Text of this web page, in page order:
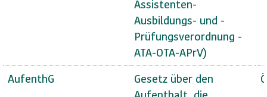
Assistenten-
Ausbildungs- und -
Prüfungsverordnung -
ATA-OTA-APrV)
AufenthG
Gesetz über den